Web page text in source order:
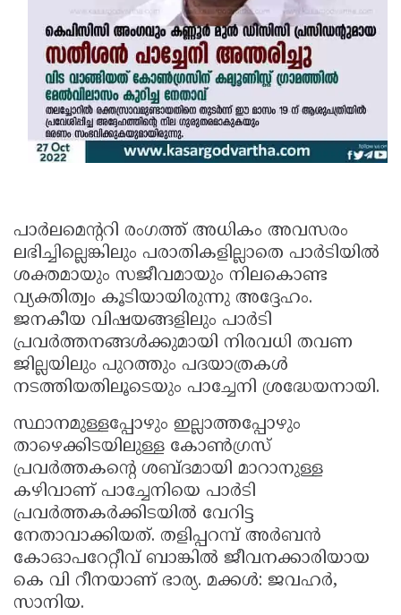
പാര്‍ലമെന്ററി രംഗത്ത് അധികം അവസരം
ലഭിച്ചില്ലെങ്കിലും പരാതികളില്ലാതെ പാര്‍ടിയില്‍
ശക്തമായും സജീവമായും നിലകൊണ്ട
വ്യക്തിത്വം കൂടിയായിരുന്നു അദ്ദേഹം.
ജനകീയ വിഷയങ്ങളിലും പാര്‍ടി
പ്രവര്‍ത്തനങ്ങള്‍ക്കുമായി നിരവധി തവണ
ജില്ലയിലും പുറത്തും പദയാത്രകള്‍
നടത്തിയതിലൂടെയും പാച്ചേനി ശ്രദ്ധേയനായി.
സ്ഥാനമുള്ളപ്പോഴും ഇല്ലാത്തപ്പോഴും
താഴെക്കിടയിലുള്ള കോണ്‍ഗ്രസ്
പ്രവര്‍ത്തകന്റെ ശബ്ദമായി മാറാനുള്ള
കഴിവാണ് പാച്ചേനിയെ പാര്‍ടി
പ്രവര്‍ത്തകര്‍ക്കിടയില്‍ വേറിട്ട
നേതാവാക്കിയത്. തളിപ്പറമ്പ് അര്‍ബന്‍
കോഓപറേറ്റീവ് ബാങ്കില്‍ ജീവനക്കാരിയായ
കെ വി റീനയാണ് ഭാര്യ. മക്കള്‍: ജവഹര്‍,
സാനിയ.